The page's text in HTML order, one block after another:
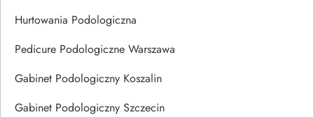
Hurtowania Podologiczna
Pedicure Podologiczne Warszawa
Gabinet Podologiczny Koszalin
Gabinet Podologiczny Szczecin